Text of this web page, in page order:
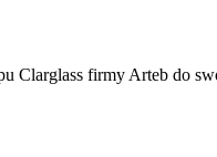
Clarglass firmy Arteb do